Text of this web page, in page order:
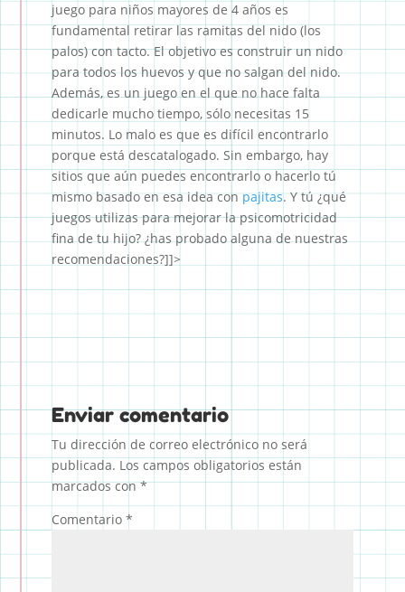
juego para niños mayores de 4 años es
fundamental retirar las ramitas del nido (los
palos) con tacto. El objetivo es construir un nido
para todos los huevos y que no salgan del nido.
Además, es un juego en el que no hace falta
dedicarle mucho tiempo, sólo necesitas 15
minutos. Lo malo es que es difícil encontrarlo
porque está descatalogado. Sin embargo, hay
sitios que aún puedes encontrarlo o hacerlo tú
mismo basado en esa idea con pajitas. Y tú ¿qué
juegos utilizas para mejorar la psicomotricidad
fina de tu hijo? ¿has probado alguna de nuestras
recomendaciones?]]>
Enviar comentario
Tu dirección de correo electrónico no será
publicada. Los campos obligatorios están
marcados con*
Comentario *